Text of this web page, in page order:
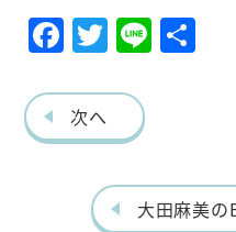
F
eb
o
T
itt
er
Li
次へ
大田麻美